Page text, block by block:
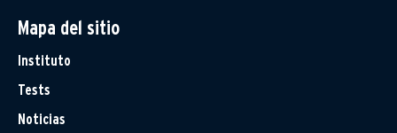
Mapa del sitio
Instituto
Tests
Noticias